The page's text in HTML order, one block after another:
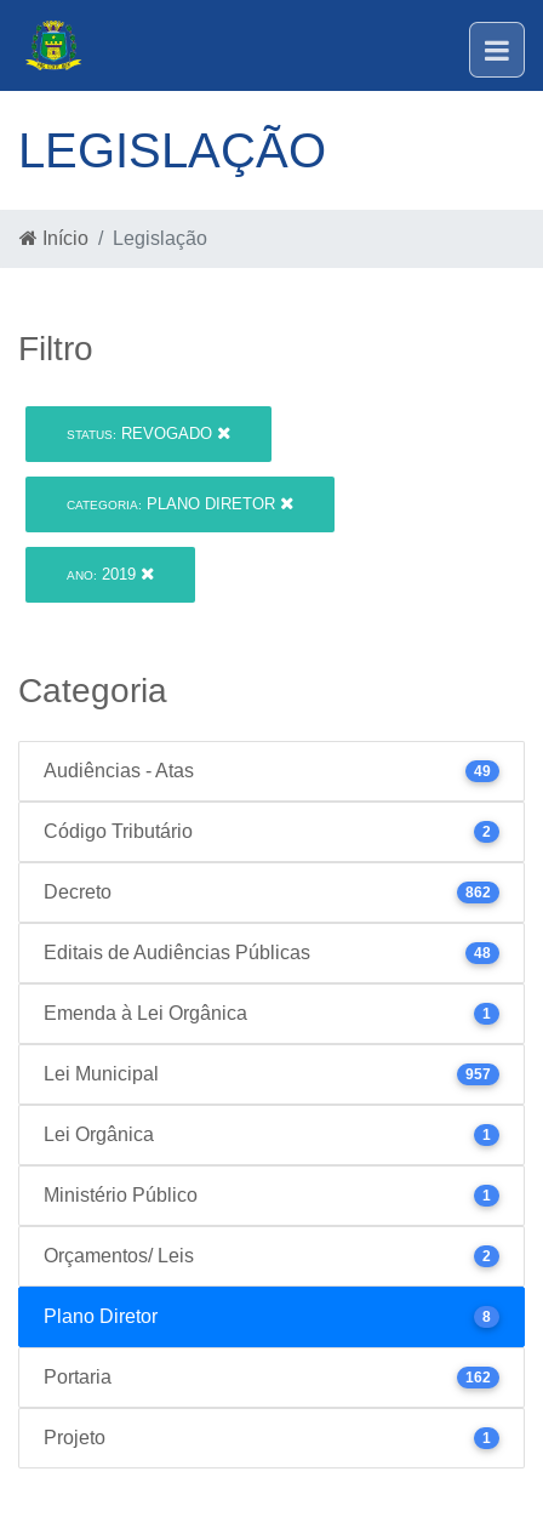
LEGISLAÇÃO
Início Legislação
Filtro
STATUS: REVOGADO
CATEGORIA: PLANO DIRETOR
ANO: 2019
Categoria
Audiências - Atas 49
Código Tributário 2
Decreto 862
Editais de Audiências Públicas 48
Emenda à Lei Orgânica 1
Lei Municipal 957
Lei Orgânica 1
Ministério Público 1
Orçamentos/ Leis 2
Plano Diretor 8
Portaria 162
Projeto 1